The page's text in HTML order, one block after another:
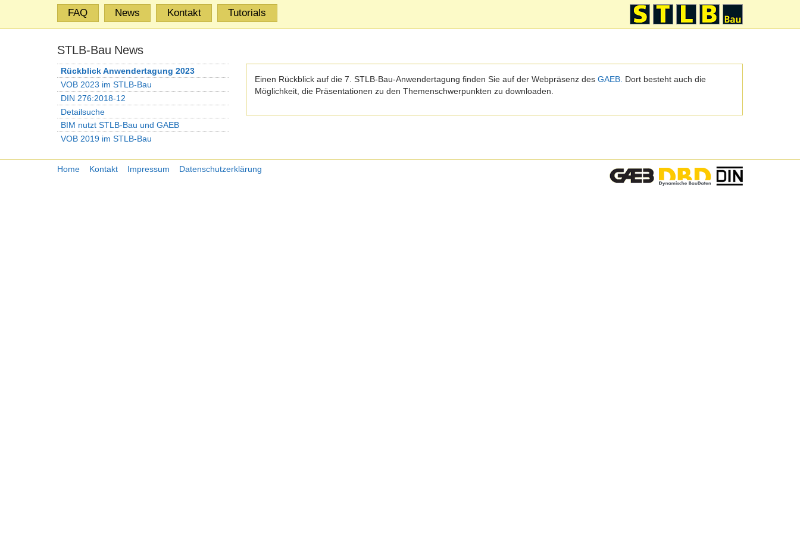
FAQ News Kontakt Tutorials
STLB-Bau News
Rückblick Anwendertagung 2023
VOB 2023 im STLB-Bau
DIN 276:2018-12
Detailsuche
BIM nutzt STLB-Bau und GAEB
VOB 2019 im STLB-Bau
Einen Rückblick auf die 7. STLB-Bau-Anwendertagung finden Sie auf der Webpräsenz des GAEB. Dort besteht auch die
Möglichkeit, die Präsentationen zu den Themenschwerpunkten zu downloaden.
Home Kontakt Impressum Datenschutzerklärung